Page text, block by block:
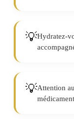
💡Hydratez-
💡Attention